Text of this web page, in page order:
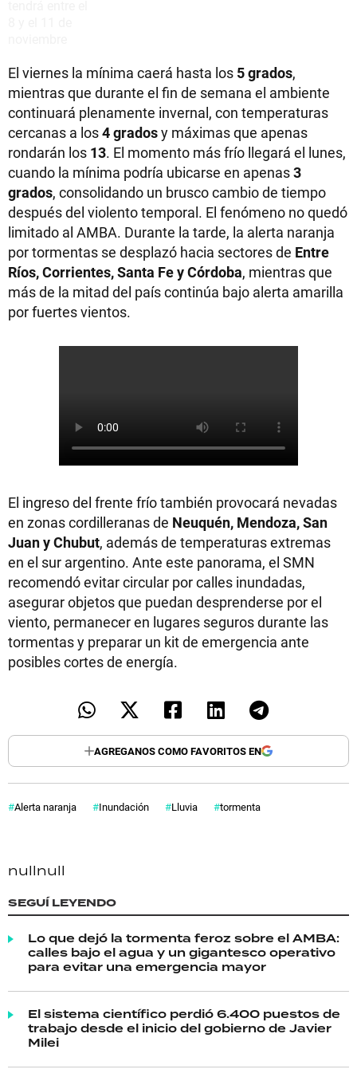
El viernes la mínima caerá hasta los 5 grados,
mientras que durante el fin de semana el ambiente
continuará plenamente invernal, con temperaturas
cercanas a los4 gradosy máximas que apenas
rondarán los 13. El momento más frío llegará el lunes,
cuando la mínima podría ubicarse en apenas3
grados, consolidando un brusco cambio de tiempo
después del violento temporal. El fenómeno no quedó
limitado al AMBA. Durante la tarde, la alerta naranja
por tormentas se desplazó hacia sectores de Entre
Ríos, Corrientes, Santa Fe y Córdoba, mientras que
más de la mitad del país continúa bajo alerta amarilla
por fuertes vientos.
El ingreso del frente frío también provocará nevadas
en zonas cordilleranas de Neuquén, Mendoza, San
Juan y Chubut, además de temperaturas extremas
en el sur argentino. Ante este panorama, el SMN
recomendó evitar circular por calles inundadas,
asegurar objetos que puedan desprenderse por el
viento, permanecer en lugares seguros durante las
tormentas y preparar un kit de emergencia ante
posibles cortes de energía.
AGREGANOS COMO FAVORITOS EN
Alerta naranja Inundación Lluvia tormenta
nullnull
SEGUÍ LEYENDO
Lo que dejó la tormenta feroz sobre el AMBA:
calles bajo el agua y un gigantesco operativo
para evitar una emergencia mayor
El sistema científico perdió 6.400 puestos de
trabajo desde el inicio del gobierno de Javier
Milei